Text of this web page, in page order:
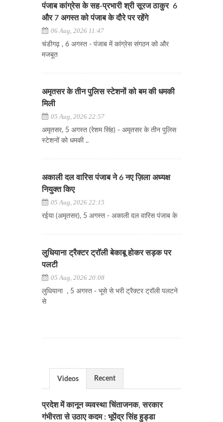
पंजाब कांग्रेस के सह-प्रभारी श्री सूरज ठाकुर 6
और 7 अगस्त को पंजाब के दौरे पर रहेंगे
06 Aug, 2026 11:47
चंडीगढ़ , 6 अगस्त - पंजाब में कांग्रेस संगठन को और
मजबूत
अमृतसर के तीन पुलिस स्टेशनों को बम की धमकी
मिली
05 Aug, 2026 22:57
अमृतसर, 5 अगस्त (रेशम सिंह) - अमृतसर के तीन पुलिस
स्टेशनों को धमकी ..
अकाली दल वारिस पंजाब ने 6 नए ज़िला अध्यक्ष
नियुक्त किए
05 Aug, 2026 22:15
रईया (अमृतसर), 5 अगस्त - अकाली दल वारिस पंजाब के
लुधियाना ट्रैक्टर ट्रॉली बेकाबू होकर सड़क पर
पलटी
05 Aug, 2026 20:08
लुधियाना , 5 अगस्त - भूसे से भरी ट्रैक्टर ट्रॉली पलटने
से
Videos Recent
प्रदेश में कानून व्यवस्था चिंताजनक, सरकार
गंभीरता से उठाए कदम : भूपेंद्र सिंह हुड्डा